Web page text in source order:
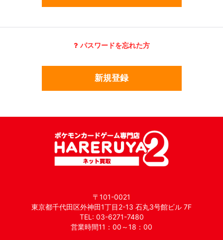
パスワードを忘れた方
新規登録
〒101-0021
東京都千代田区外神田1丁目2-13 石丸3号館ビル 7F
TEL: 03-6271-7480
営業時間11：00～18：00